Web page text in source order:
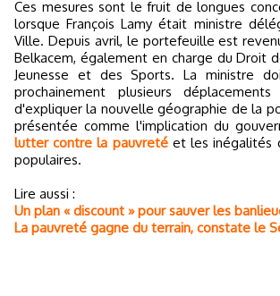
Ces mesures sont le fruit de longues
lorsque François Lamy était ministre
Ville. Depuis avril, le portefeuille est
Belkacem, également en charge du Droit
Jeunesse et des Sports. La ministre
prochainement plusieurs
d'expliquer la nouvelle géographie de la
présentée comme l'implication du
lutter contre la pauvretéet les inégalités
populaires.
Lire aussi :
Un plan « discount » pour sauver les
La pauvreté gagne du terrain, constate le